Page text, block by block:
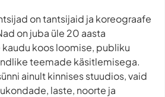
on tantsijaid ja koreograafe
on juba üle 20 aasta
koos loomise, publiku
teemade käsitlemisega.
ainult kinnises stuudios, vaid
laste, noorte ja